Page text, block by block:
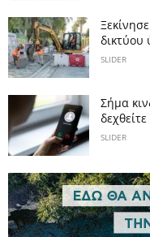
δικτύου
SLIDER
Σήμα
SLIDER